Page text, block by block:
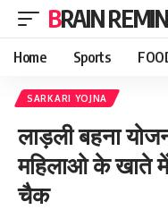
BRAIN
Home Sports
SARKARI YOJNA
लाड़ली बहना
महिलाओ के खाते
चैक